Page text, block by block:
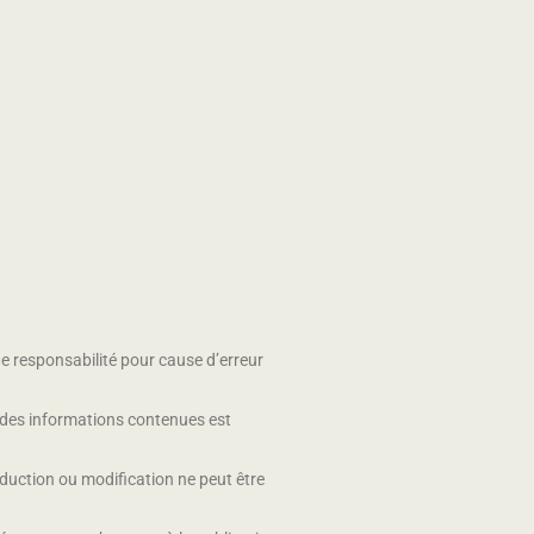
responsabilité pour cause d’erreur
informations contenues est
ou modification ne peut être